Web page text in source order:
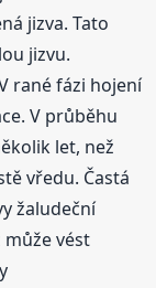
jizva. Tato
jizvu.
rané fázi hojení
V průběhu
let, než
vředu. Častá
žaludeční
vést